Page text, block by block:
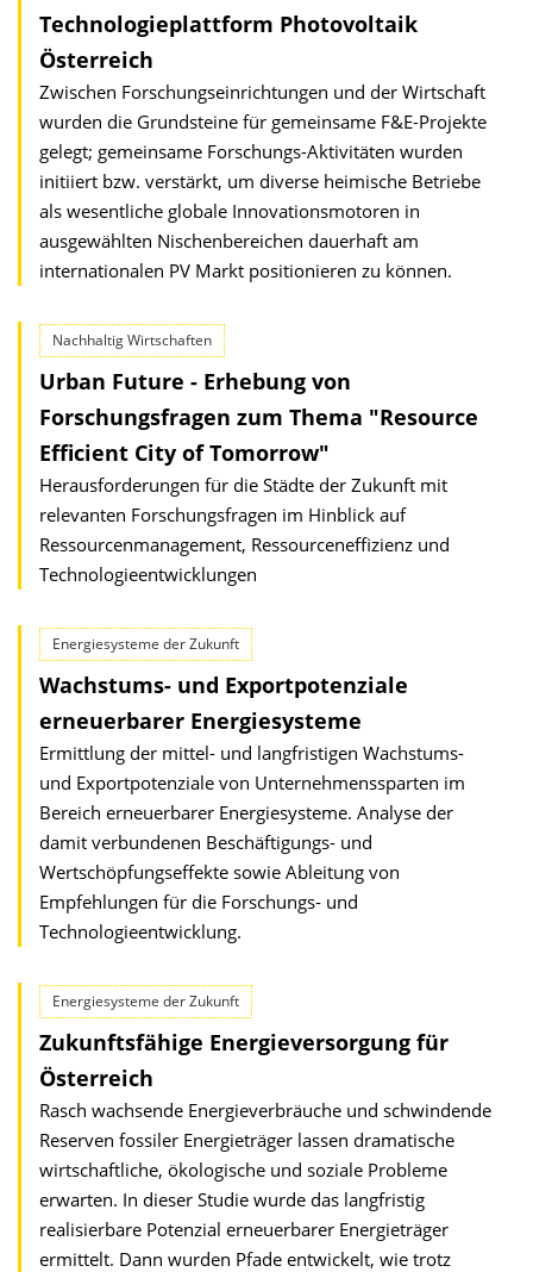
Technologieplattform Photovoltaik
Österreich
Zwischen Forschungseinrichtungen und der Wirtschaft
wurden die Grundsteine für gemeinsame F&E-Projekte
gelegt; gemeinsame Forschungs-Aktivitäten wurden
initiiert bzw. verstärkt, um diverse heimische Betriebe
als wesentliche globale Innovationsmotoren in
ausgewählten Nischenbereichen dauerhaft am
internationalen PV Markt positionieren zu können.
Nachhaltig Wirtschaften
Urban Future - Erhebung von
Forschungsfragen zum Thema "Resource
Efficient City of Tomorrow"
Herausforderungen für die Städte der Zukunft mit
relevanten Forschungsfragen im Hinblick auf
Ressourcenmanagement, Ressourceneffizienz und
Technologieentwicklungen
Energiesysteme der Zukunft
Wachstums- und Exportpotenziale
erneuerbarer Energiesysteme
Ermittlung der mittel- und langfristigen Wachstums-
und Exportpotenziale von Unternehmenssparten im
Bereich erneuerbarer Energiesysteme. Analyse der
damit verbundenen Beschäftigungs- und
Wertschöpfungseffekte sowie Ableitung von
Empfehlungen für die Forschungs- und
Technologieentwicklung.
Energiesysteme der Zukunft
Zukunftsfähige Energieversorgung für
Österreich
Rasch wachsende Energieverbräuche und schwindende
Reserven fossiler Energieträger lassen dramatische
wirtschaftliche, ökologische und soziale Probleme
erwarten. In dieser Studie wurde das langfristig
realisierbare Potenzial erneuerbarer Energieträger
ermittelt. Dann wurden Pfade entwickelt, wie trotz